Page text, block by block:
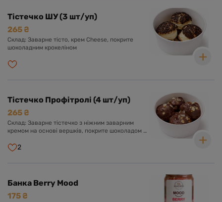
тістечко з ніжним заварним кремом і ноткою
полуниці. Оформлено солодкою глазур'ю.
Тістечко ШУ (3 шт/уп)
265 ₴
Склад: Заварне тісто, крем Cheese, покрите
шоколадним крокеліном
Тістечко Профітролі (4 шт/уп)
265 ₴
Склад: Заварне тістечко з ніжним заварним
кремом на основі вершків, покрите шоколадом з
2
Банка Berry Mood
175 ₴